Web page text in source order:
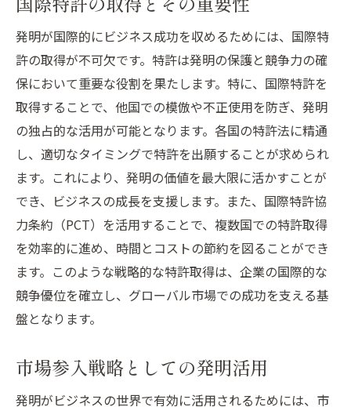
発明が国際的にビジネス成功を収めるためには、国際特
許の取得が不可欠です。特許は発明の保護と競争力の確
保において重要な役割を果たします。特に、国際特許を
取得することで、他国での模倣や不正使用を防ぎ、発明
の独占的な活用が可能となります。各国の特許法に精通
し、適切なタイミングで特許を出願することが求められ
ます。これにより、発明の価値を最大限に活かすことが
でき、ビジネスの成長を支援します。また、国際特許協
力条約（PCT）を活用することで、複数国での特許取得
を効率的に進め、時間とコストの節約を図ることができ
ます。このような戦略的な特許取得は、企業の国際的な
競争優位を確立し、グローバル市場での成功を支える基
盤となります。
市場参入戦略としての発明活用
発明がビジネスの世界で有効に活用されるためには、市